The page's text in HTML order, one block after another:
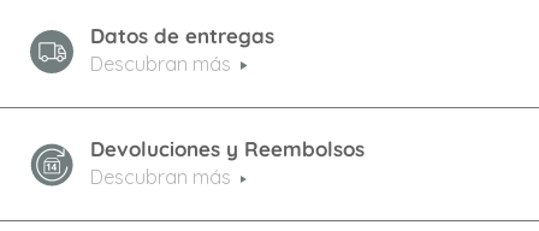
Datos de entregas
Descubran más
Devoluciones y Reembolsos
Descubran más